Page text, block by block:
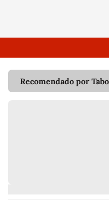
Recomendado por